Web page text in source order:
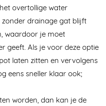
overtollige water
zonder drainage gat blijft
waardoor je moet
geeft. Als je voor deze optie
laten zitten en vervolgens
eens sneller klaar ook;
worden, dan kan je de